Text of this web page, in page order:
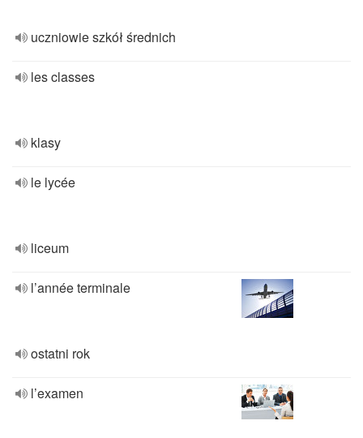
uczniowie szkół średnich
les classes
klasy
le lycée
liceum
l’année terminale
ostatni rok
l’examen